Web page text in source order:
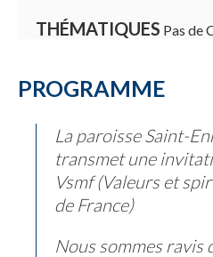
THÉMATIQUES Pas de
PROGRAMME
La paroisse Saint-
transmet une
Vsmf (Valeurs et
de France)
Nous sommes ravis